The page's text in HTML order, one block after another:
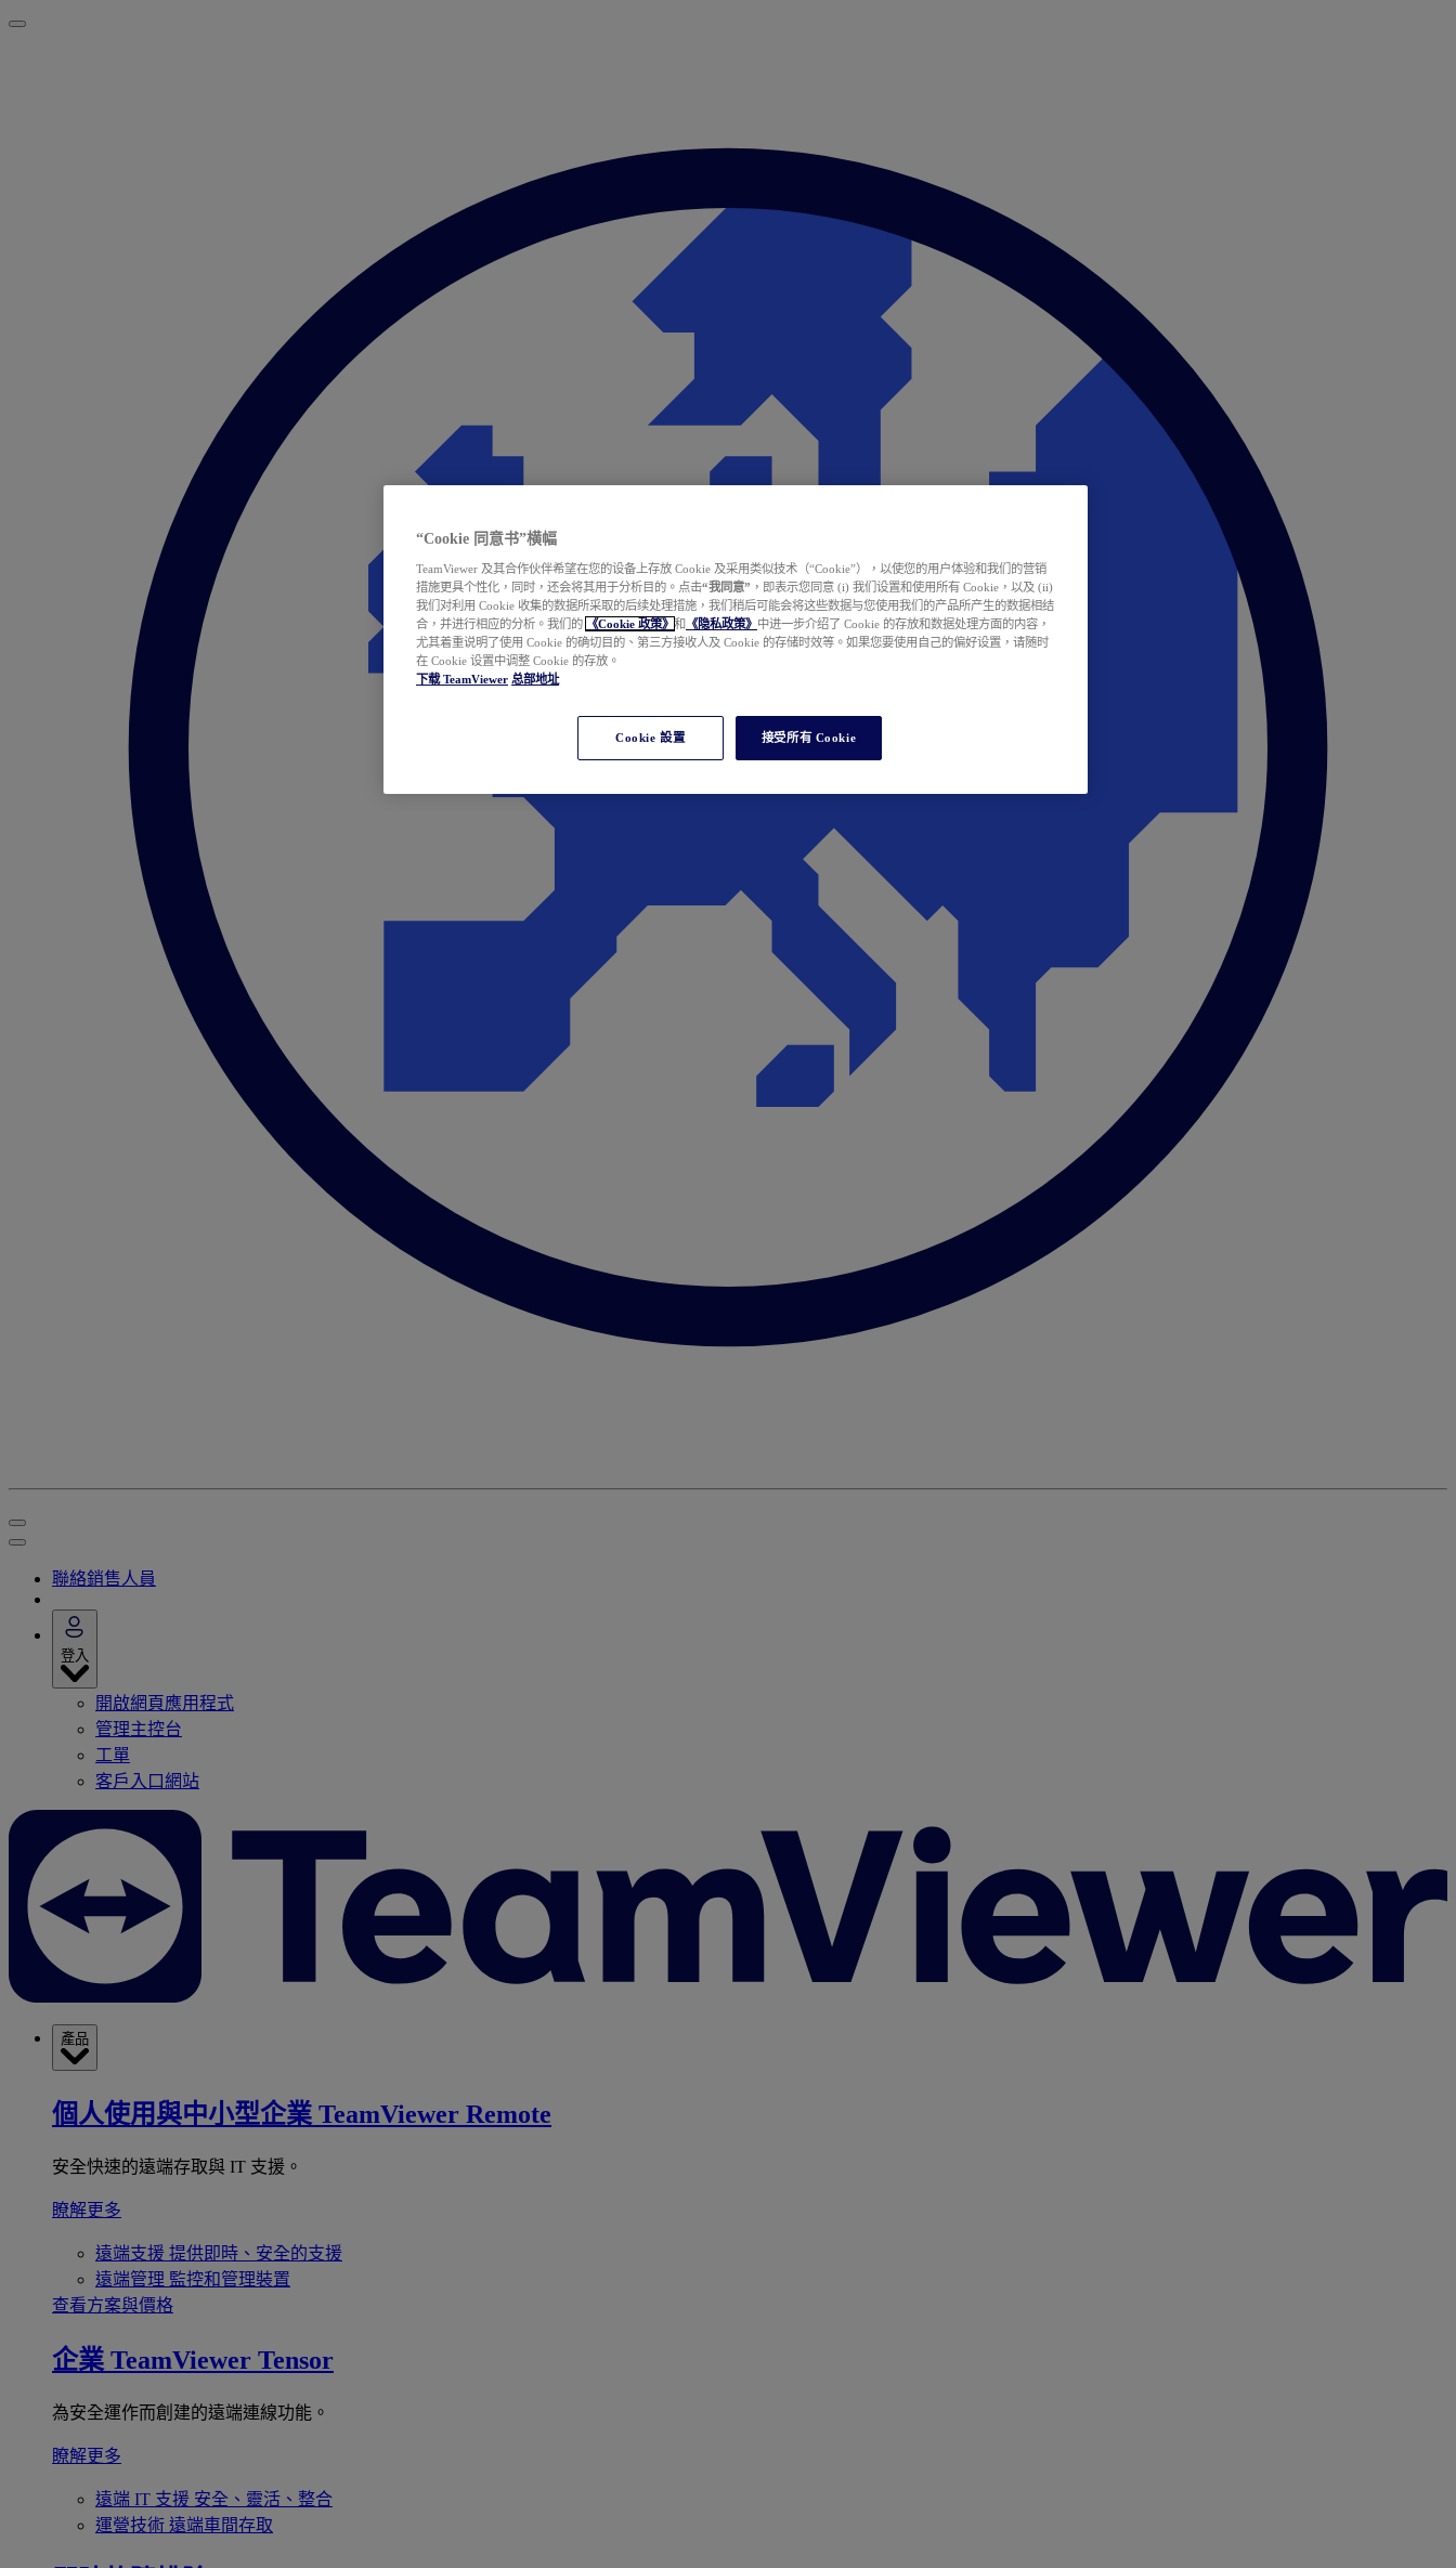
聯絡銷售人員
登入
開啟網頁應用程式
管理主控台
工單
客戶入口網站
產品
個人使用與中小型企業 TeamViewer Remote
安全快速的遠端存取與 IT 支援。
瞭解更多
遠端支援 提供即時、安全的支援
遠端管理 監控和管理裝置
查看方案與價格
企業 TeamViewer Tensor
為安全運作而創建的遠端連線功能。
瞭解更多
遠端 IT 支援 安全、靈活、整合
運營技術 遠端車間存取
“Cookie 同意书”横幅
TeamViewer 及其合作伙伴希望在您的设备上存放 Cookie 及采用类似技术（“Cookie”），以使您的用户体验和我们的营销
措施更具个性化，同时，还会将其用于分析目的。点击“我同意” ，即表示您同意 (i) 我们设置和使用所有 Cookie，以及 (ii)
我们对利用 Cookie 收集的数据所采取的后续处理措施，我们稍后可能会将这些数据与您使用我们的产品所产生的数据相结
合，并进行相应的分析。我们的
《Cookie 政策》 和 《隐私政策》 中进一步介绍了 Cookie 的存放和数据处理方面的内容，
尤其着重说明了使用 Cookie 的确切目的、第三方接收人及 Cookie 的存储时效等。如果您要使用自己的偏好设置，请随时
在 Cookie 设置中调整 Cookie 的存放。
下载 TeamViewer 总部地址
Cookie 設置 接受所有 Cookie